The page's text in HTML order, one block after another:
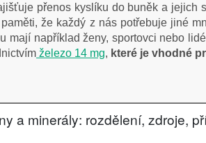
přenos kyslíku do buněk a jejich
že každý z nás potřebuje jiné
mají například ženy, sportovci nebo
železo 14 mg, které je vhodné